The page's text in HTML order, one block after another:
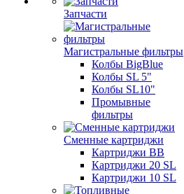
Запчасти
Магистральные фильтры
Колбы BigBlue
Колбы SL 5"
Колбы SL10"
Промывные
фильтры
Сменные картриджи
Картриджи BB
Картриджи 20 SL
Картриджи 10 SL